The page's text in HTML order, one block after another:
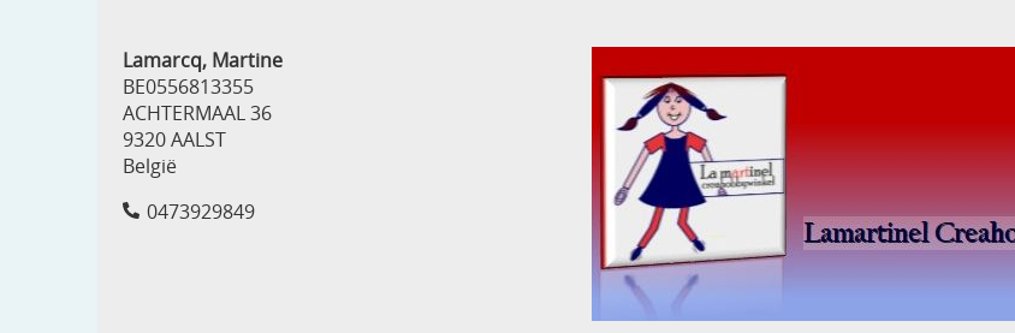
Lamarcq, Martine
BE0556813355
ACHTERMAAL 36
9320 AALST
België
0473929849